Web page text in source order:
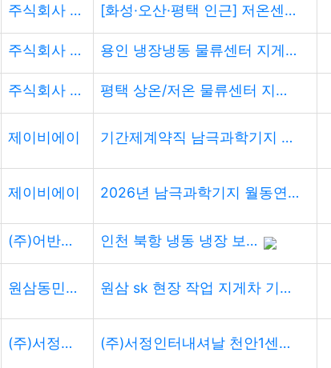
주식회사 대통물류 [화성·오산·평택 인근] 저온센터 입식지게차 석간조 정규직 채용
주식회사 대통물류 용인 냉장냉동 물류센터 지게차 정규직 채용
주식회사 대통물류 평택 상온/저온 물류센터 지게차 정규직 채용
제이비에이 기간제계약직 남극과학기지 하계 지원인력 공개채용
제이비에이 2026년 남극과학기지 월동연구대 채용(시설관리·조리직)
(주)어반로지스틱스 인천 북항 냉동 냉장 보세창고 지게차 경력자 구인
원삼동민지게차 원삼 sk 현장 작업 지게차 기사 및 지입 구합니다.
(주)서정인터내셔날 (주)서정인터내셔날 천안1센터 운영팀(지게차) 모집